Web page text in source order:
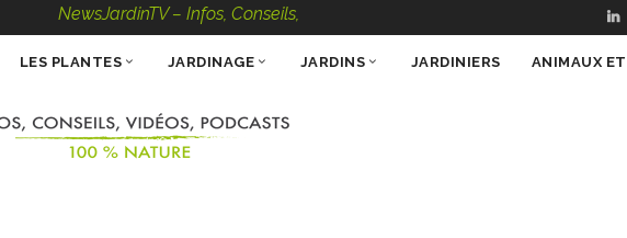
NewsJardinTV – Infos, Conseils, Vidéos, Podcasts – 100 % Nature
LES PLANTES JARDINAGE JARDINS JARDINIERS ANIMAUX